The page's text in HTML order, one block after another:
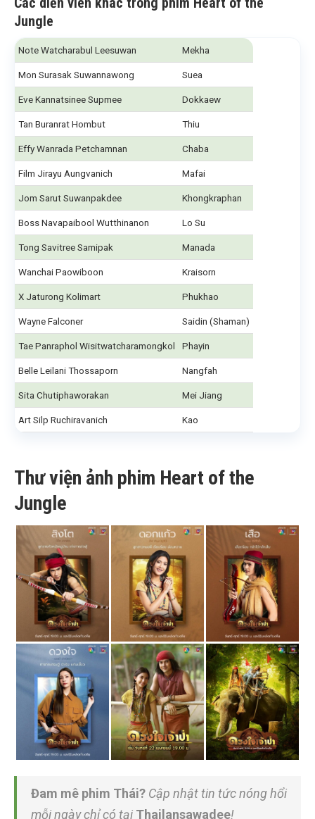
Jungle
Note Watcharabul Leesuwan Mekha
Mon Surasak Suwannawong Suea
Eve Kannatsinee Supmee Dokkaew
Tan Buranrat Hombut Thiu
Effy Wanrada Petchamnan Chaba
Film Jirayu Aungvanich Mafai
Jom Sarut Suwanpakdee Khongkraphan
Boss Navapaibool Wutthinanon Lo Su
Tong Savitree Samipak Manada
Wanchai Paowiboon Kraisorn
X Jaturong Kolimart Phukhao
Wayne Falconer Saidin (Shaman)
Tae Panraphol Wisitwatcharamongkol Phayin
Belle Leilani Thossaporn Nangfah
Sita Chutiphaworakan Mei Jiang
Art Silp Ruchiravanich Kao
Thư viện ảnh phim Heart of the
Jungle
Đam mê phim Thái? Cập nhật tin tức nóng hổi
mỗi ngày chỉ có tại Thailansawadee!